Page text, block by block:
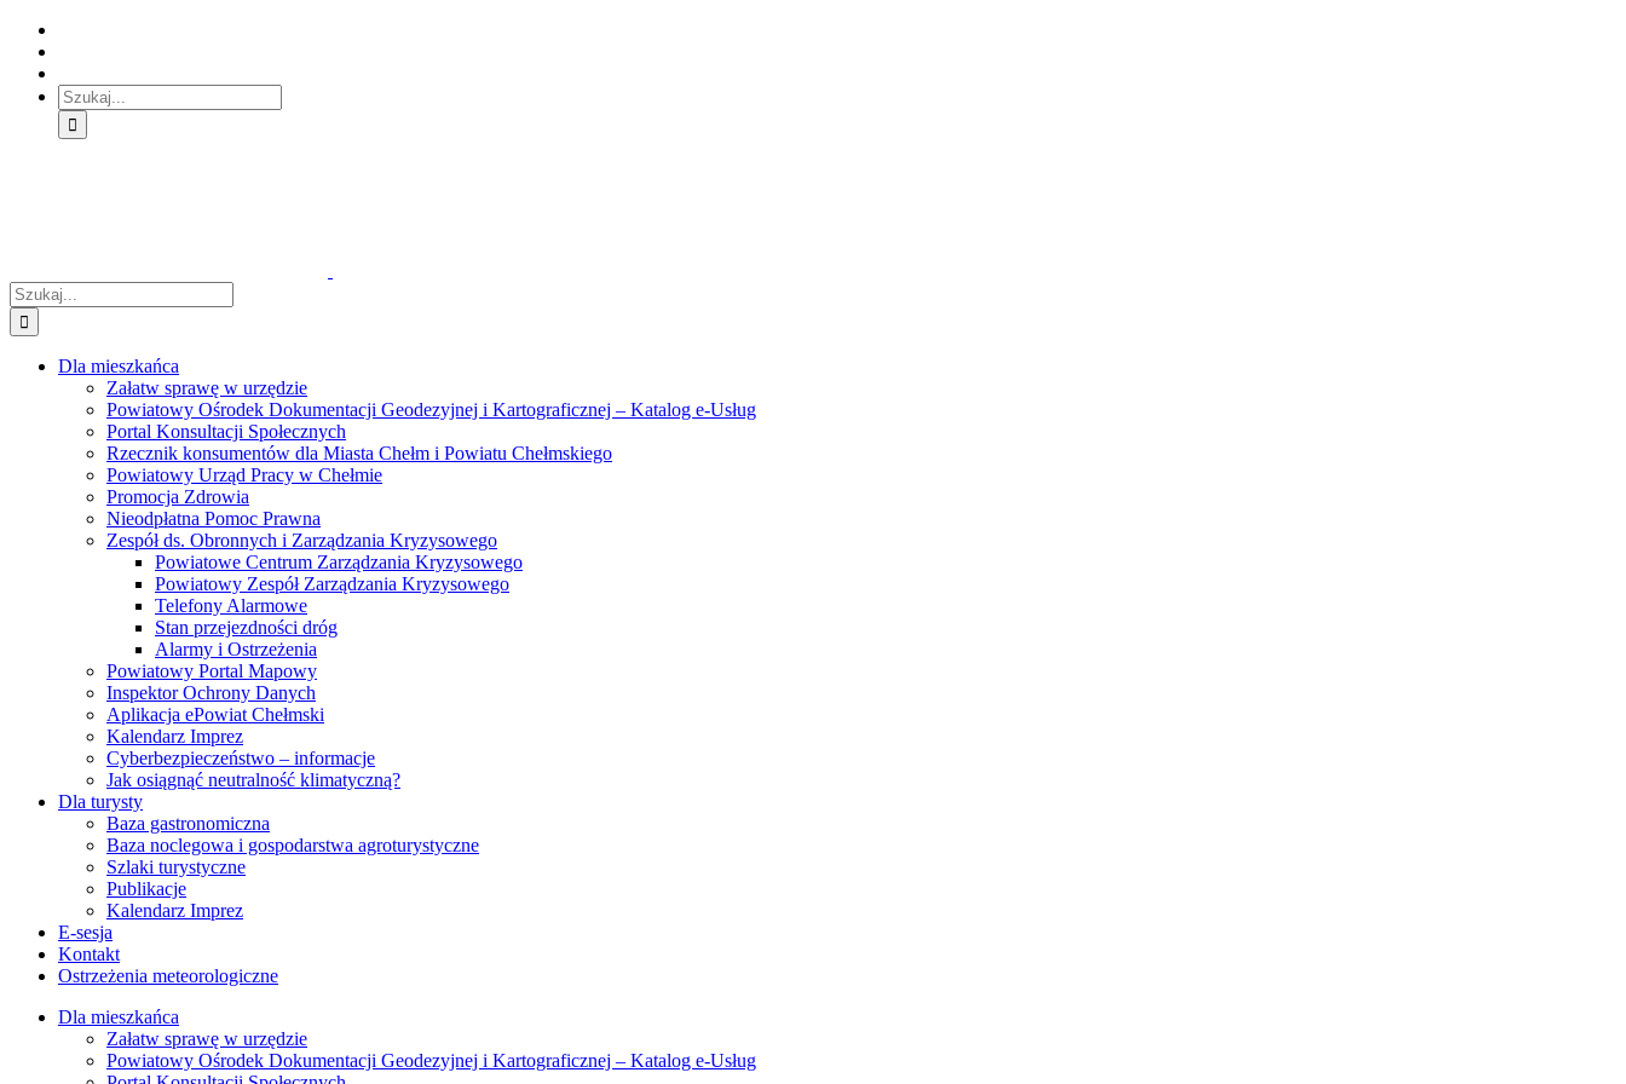
Skip
Treść
główna
Skip
Menu
główne
Skip
Menu
dodatkowe
Szukaj
Szukaj
Dla mieszkańca
Załatw sprawę w urzędzie
Powiatowy Ośrodek Dokumentacji Geodezyjnej i Kartograficznej – Katalog e-Usług
Portal Konsultacji Społecznych
Rzecznik konsumentów dla Miasta Chełm i Powiatu Chełmskiego
Powiatowy Urząd Pracy w Chełmie
Promocja Zdrowia
Nieodpłatna Pomoc Prawna
Zespół ds. Obronnych i Zarządzania Kryzysowego
Powiatowe Centrum Zarządzania Kryzysowego
Powiatowy Zespół Zarządzania Kryzysowego
Telefony Alarmowe
Stan przejezdności dróg
Alarmy i Ostrzeżenia
Powiatowy Portal Mapowy
Inspektor Ochrony Danych
Aplikacja ePowiat Chełmski
Kalendarz Imprez
Cyberbezpieczeństwo – informacje
Jak osiągnąć neutralność klimatyczną?
Dla turysty
Baza gastronomiczna
Baza noclegowa i gospodarstwa agroturystyczne
Szlaki turystyczne
Publikacje
Kalendarz Imprez
E-sesja
Kontakt
Ostrzeżenia meteorologiczne
Dla mieszkańca
Załatw sprawę w urzędzie
Powiatowy Ośrodek Dokumentacji Geodezyjnej i Kartograficznej – Katalog e-Usług